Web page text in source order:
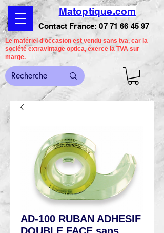
Matoptique.com
Contact France:07 71 66 45 97
Le matériel d'occasion est vendu sans tva, car la
société extravintage optica, exerce la TVA sur
marge.
AD-100 RUBAN ADHESIF
DOUBLE FACE sans